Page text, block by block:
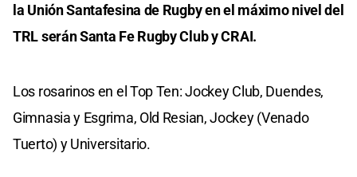
la Unión Santafesina de Rugby en el máximo nivel del
TRL serán Santa Fe Rugby Club y CRAI.
Los rosarinos en el Top Ten: Jockey Club, Duendes,
Gimnasia y Esgrima, Old Resian, Jockey (Venado
Tuerto) y Universitario.